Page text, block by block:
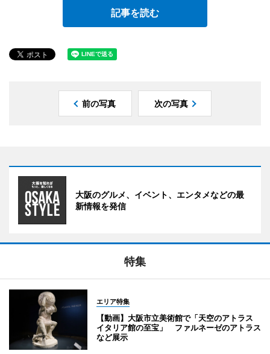
記事を読む
前の写真 次の写真
大阪のグルメ、イベント、エンタメなどの最
新情報を発信
特集
エリア特集
【動画】大阪市立美術館で「天空のアトラス
イタリア館の至宝」 ファルネーゼのアトラス
など展示